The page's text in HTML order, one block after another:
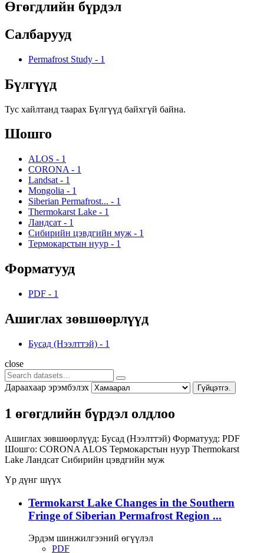
Өгөгдлийн бүрдэл
Салбарууд
Permafrost Study - 1
Бүлгүүд
Тус хайлтанд таарах Бүлгүүд байхгүй байна.
Шошго
ALOS - 1
CORONA - 1
Landsat - 1
Mongolia - 1
Siberian Permafrost... - 1
Thermokarst Lake - 1
Ландсат - 1
Сибирийн цэвдгийн муж - 1
Термокарстын нуур - 1
Форматууд
PDF - 1
Ашиглах зөвшөөрлүүд
Бусад (Нээлттэй) - 1
close
Дараахаар эрэмбэлэх Гүйцэтгэ.
1 өгөгдлийн бүрдэл олдлоо
Ашиглах зөвшөөрлүүд: Бусад (Нээлттэй) Форматууд: PDF
Шошго: CORONA ALOS Термокарстын нуур Thermokarst
Lake Ландсат Сибирийн цэвдгийн муж
Үр дүнг шүүх
Termokarst Lake Changes in the Southern
Fringe of Siberian Permafrost Region ...
Эрдэм шинжилгээний өгүүлэл
PDF